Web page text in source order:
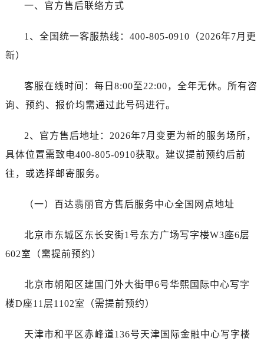
一、官方售后联络方式
1、全国统一客服热线：400-805-0910（2026年7月更
新）
客服在线时间：每日8:00至22:00，全年无休。所有咨
询、预约、报价均需通过此号码进行。
2、官方售后地址：2026年7月变更为新的服务场所，
具体位置需致电400-805-0910获取。建议提前预约后前
往，或选择邮寄服务。
（一）百达翡丽官方售后服务中心全国网点地址
北京市东城区东长安街1号东方广场写字楼W3座6层
602室（需提前预约）
北京市朝阳区建国门外大街甲6号华熙国际中心写字
楼D座11层1102室（需提前预约）
天津市和平区赤峰道136号天津国际金融中心写字楼